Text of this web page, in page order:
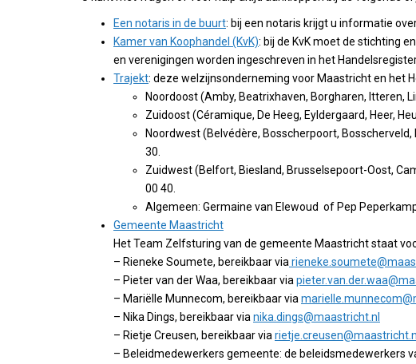
Een notaris in de buurt: bij een notaris krijgt u informatie
Kamer van Koophandel (KvK): bij de KvK moet de stichting
en verenigingen worden ingeschreven in het
Trajekt: deze welzijnsonderneming voor Maastricht en het
Noordoost (Amby, Beatrixhaven, Borgharen, Itteren,
Zuidoost (Céramique, De Heeg, Eyldergaard, Heer,
Noordwest (Belvédère, Bosscherpoort,
30.
Zuidwest (Belfort, Biesland, Brusselsepoort-Oost,
00 40.
Algemeen: Germaine van Elewoud of Pep
Gemeente Maastricht
Het Team Zelfsturing van de gemeente Maastricht staat
– Rieneke Soumete, bereikbaar via
– Pieter van der Waa, bereikbaar via
– Mariëlle Munnecom, bereikbaar via
– Nika Dings, bereikbaar via nika.dings@maastricht.nl
– Rietje Creusen, bereikbaar via
– Beleidmedewerkers gemeente: de beleidsmedewerkers